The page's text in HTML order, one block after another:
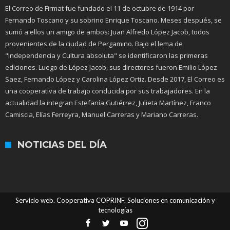
El Correo de Firmat fue fundado el 11 de octubre de 1914 por
Fernando Toscano y su sobrino Enrique Toscano. Meses después, se
sumó a ellos un amigo de ambos: Juan Alfredo López Jacob, todos
provenientes de la ciudad de Pergamino. Bajo el lema de
"Independencia y Cultura absoluta" se identificaron las primeras
ediciones. Luego de López Jacob, sus directores fueron Emilio López
Saez, Fernando López y Carolina López Ortiz. Desde 2017, El Correo es
una cooperativa de trabajo conducida por sus trabajadores. En la
actualidad la integran Estefanía Gutiérrez, Julieta Martínez, Franco
Camiscia, Elías Ferreyra, Manuel Carreras y Mariano Carreras.
NOTICIAS DEL DÍA
Servicio web. Cooperativa COPRINF. Soluciones en comunicación y
tecnologías